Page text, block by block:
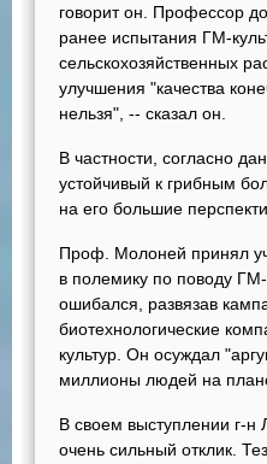
говорит он. Профессор
ранее испытания ГМ-
сельскохозяйственных
улучшения "качества
нельзя", -- сказал он.
В частности, согласно
устойчивый к грибным
на его большие
Проф. Молоней принял
в полемику по поводу
ошибался, развязав
биотехнологические
культур. Он осуждал
миллионы людей на
В своем выступлении г-н
очень сильный отклик.